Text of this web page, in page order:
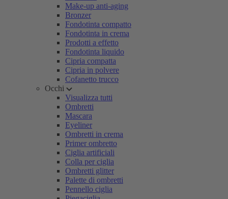
Make-up anti-aging
Bronzer
Fondotinta compatto
Fondotinta in crema
Prodotti a effetto
Fondotinta liquido
Cipria compatta
Cipria in polvere
Cofanetto trucco
Occhi
Visualizza tutti
Ombretti
Mascara
Eyeliner
Ombretti in crema
Primer ombretto
Ciglia artificiali
Colla per ciglia
Ombretti glitter
Palette di ombretti
Pennello ciglia